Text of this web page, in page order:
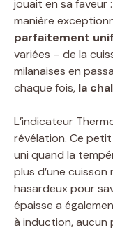
jouait en sa faveur
manière
parfaitement
variées – de la
milanaises en
chaque fois, la
L’indicateur
révélation. Ce
uni quand la
plus d’une
hasardeux pour
épaisse a
à induction, aucun